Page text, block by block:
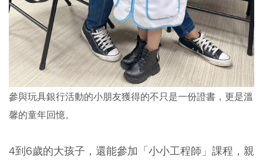
參與玩具銀行活動的小朋友獲得的不只是一份證書，更是溫
馨的童年回憶。
4到6歲的大孩子，還能參加「小小工程師」課程，親